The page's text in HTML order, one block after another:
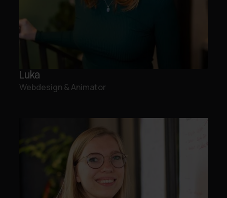
Luka
Webdesign & Animator